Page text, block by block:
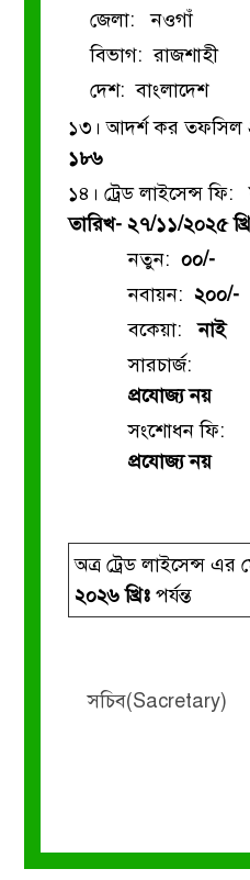
জেলা: নওগাঁ
বিভাগ: রাজশাহী
দেশ: বাংলাদেশ
১৩। আদর্শ কর তফসিল
১৮৬
১৪। ট্রেড লাইসেন্স ফি:
তারিখ- ২৭/১১/২০২৫
নতুন:০০/-
নবায়ন: ২০০/-
বকেয়া:নাই
সারচার্জ:
প্রযোজ্য নয়
সংশোধন ফি:
প্রযোজ্য নয়
অত্র ট্রেড লাইসেন্স
২০২৬ খ্রিঃপর্যন্ত
সচিব(Sacretary)